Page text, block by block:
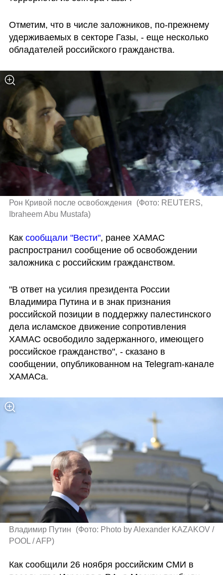
Отметим, что в числе заложников, по-прежнему
удерживаемых в секторе Газы, - еще несколько
обладателей российского гражданства.
Рон Кривой после освобождения (Фото: REUTERS,
Ibraheem Abu Mustafa)
Как сообщали "Вести", ранее ХАМАС
распространил сообщение об освобождении
заложника с российским гражданством.
"В ответ на усилия президента России
Владимира Путина и в знак признания
российской позиции в поддержку палестинского
дела исламское движение сопротивления
ХАМАС освободило задержанного, имеющего
российское гражданство", - сказано в
сообщении, опубликованном на Telegram-канале
ХАМАСа.
Владимир Путин (Фото: Photo by Alexander KAZAKOV /
POOL / AFP)
Как сообщили 26 ноября российским СМИ в